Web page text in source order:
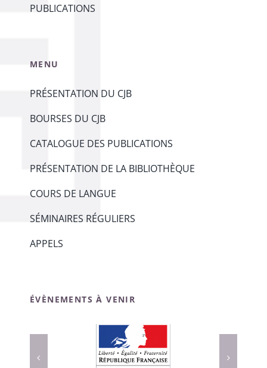
PUBLICATIONS
MENU
PRÉSENTATION DU CJB
BOURSES DU CJB
CATALOGUE DES PUBLICATIONS
PRÉSENTATION DE LA BIBLIOTHÈQUE
COURS DE LANGUE
SÉMINAIRES RÉGULIERS
APPELS
ÉVÈNEMENTS À VENIR